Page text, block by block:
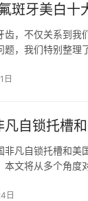
斑牙美白十
齿，不仅关系到我
题，我们特别整
日
凡自锁托槽
非凡自锁托槽和
本文将从多个角
日